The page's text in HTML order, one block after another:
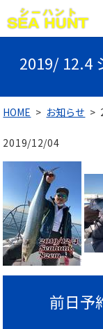
2019/ 12.4
HOME お知らせ
2019/12/04
前日予